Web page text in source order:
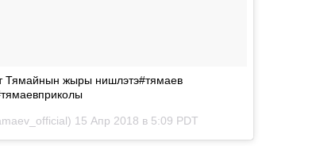
Тямайнын жыры нишлэтэ#тямаев
15 Апр 2018 в 5:09 PDT